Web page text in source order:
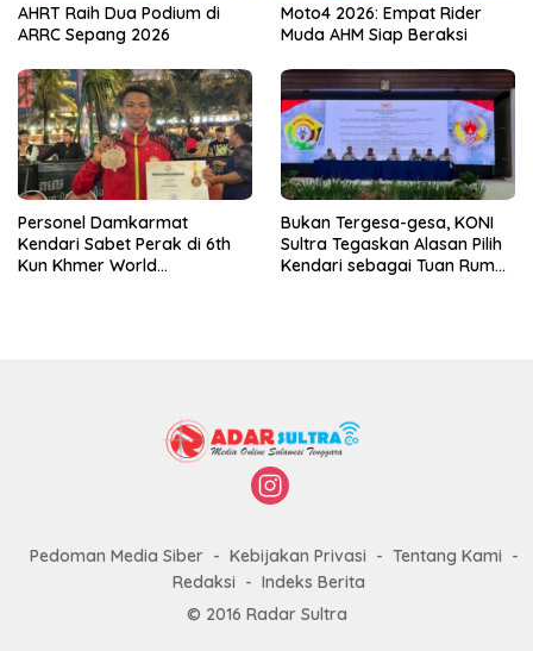
AHRT Raih Dua Podium di
ARRC Sepang 2026
Moto4 2026: Empat Rider
Muda AHM Siap Beraksi
Personel Damkarmat
Kendari Sabet Perak di 6th
Kun Khmer World
Bukan Tergesa-gesa, KONI
Sultra Tegaskan Alasan Pilih
Kendari sebagai Tuan Rumah
Pedoman Media Siber Kebijakan Privasi
Tentang Kami
Redaksi
Indeks Berita
© 2016 Radar Sultra